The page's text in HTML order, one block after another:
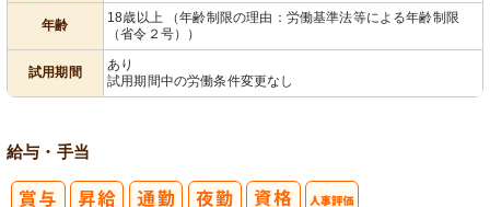
年齢
18歳以上 （年齢制限の理由：労働基準法等による年齢制限
（省令２号））
試用期間
あり
試用期間中の労働条件変更なし
給与・手当